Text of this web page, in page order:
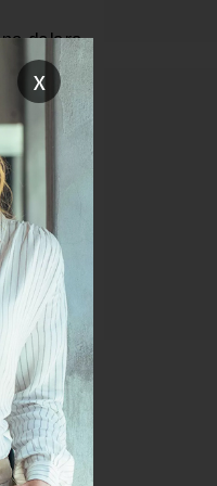
dolara
Denis.
u
što su
linka
x